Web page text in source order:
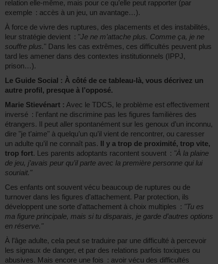
relation elle-même, mais pour ce qu’elle peut rapporter (par
exemple : accès à un jeu, un avantage…).
À force de vivre des ruptures, des placements et des instabilités,
leur stratégie devient : "Je ne m’attache plus. Comme ça, je ne
souffre plus." Dans les cas extrêmes, ces difficultés peuvent plus
tard les amener dans des contextes institutionnels (IPPJ,
prison…).
Le Guide Social : À côté de ce tableau-là, vous décrivez un
autre profil, presque à l’opposé.
Marie Stievénart : Avec le TDCS, le problème est effectivement
inversé : l’enfant ne discrimine pas les figures familières des
étrangers. Il peut aller spontanément sur les genoux d’un inconnu,
dire "je t’aime" à quelqu’un qu’il vient de rencontrer, ou caresser
un adulte qu’il ne connaît pas.
Il y a trop de proximité, trop vite,
trop fort. Les parents adoptants racontent souvent : "À la plaine
de jeu, j’avais peur qu’il parte avec la première personne qui lui
souriait."
Ces enfants ont souvent vécu beaucoup de ruptures ou de
turnover dans les figures d’attachement. Par protection, ils
développent une sorte d’attachement à choix multiples : "Tu es
ma figure principale, mais si tu disparais, je garde d’autres options
en réserve."
À l’âge adulte, cela peut se traduire par une difficulté à percevoir
les signaux de danger, et par des relations parfois toxiques ou
abusives. Mais encore une fois : avoir vécu des difficultés